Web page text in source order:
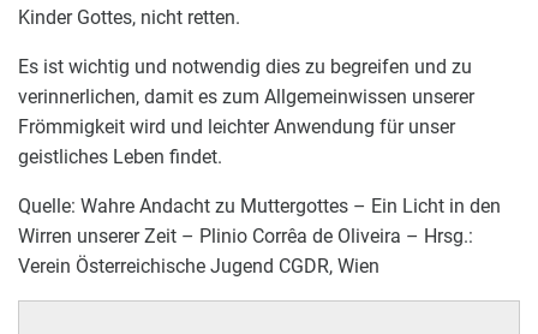
Kinder Gottes, nicht retten.
Es ist wichtig und notwendig dies zu begreifen und zu
verinnerlichen, damit es zum Allgemeinwissen unserer
Frömmigkeit wird und leichter Anwendung für unser
geistliches Leben findet.
Quelle: Wahre Andacht zu Muttergottes – Ein Licht in den
Wirren unserer Zeit – Plinio Corrêa de Oliveira – Hrsg.:
Verein Österreichische Jugend CGDR, Wien